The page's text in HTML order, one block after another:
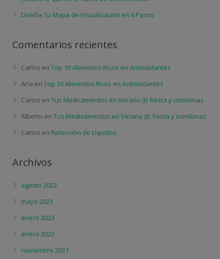
Diseña Tu Mapa de Visualización en 4 Pasos
Comentarios recientes
Carlos en Top 10 Alimentos Ricos en Antioxidantes
Ana en Top 10 Alimentos Ricos en Antioxidantes
Carlos en Tus Medicamentos en Verano (I): fiesta y comilonas
Alberto en Tus Medicamentos en Verano (I): fiesta y comilonas
Carlos en Retención de Líquidos
Archivos
agosto 2023
mayo 2023
enero 2023
enero 2022
noviembre 2021